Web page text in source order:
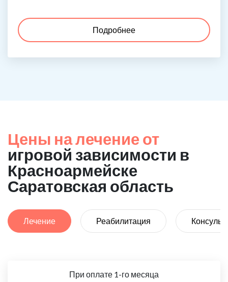
Подробнее
Цены на лечение от
игровой зависимости в
Красноармейске
Саратовская область
Лечение Реабилитация
При оплате 1-го месяца